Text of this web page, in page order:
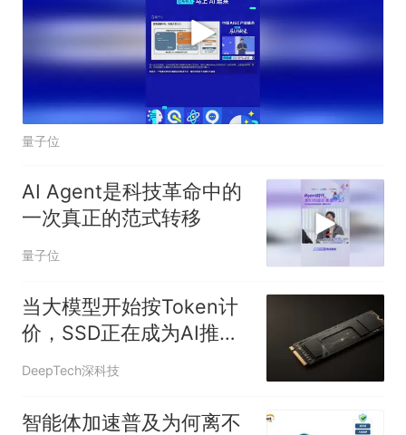
量子位
AI Agent是科技革命中的
一次真正的范式转移
量子位
当大模型开始按Token计
价，SSD正在成为AI推理
核心
DeepTech深科技
智能体加速普及为何离不